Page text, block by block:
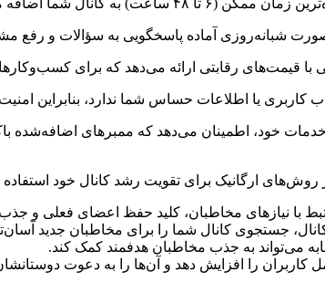
سرعت برای کسب‌وکارهای نوپا بسیار ارزشمند است.
شبانه‌روزی آماده پاسخگویی به سؤالات و
با قیمت‌های رقابتی ارائه می‌دهد که برای
کاربری یا اطلاعات حساس شما ندارد، بنابراین
خدمات خود، اطمینان می‌دهد که ممبرهای اضافه‌شده
روش‌های ارگانیک برای تقویت رشد کانال خود استفاده
با نیازهای مخاطبان، کلید حفظ اعضای فعلی و
جستجوی کانال شما را برای مخاطبان جدید
می‌تواند به جذب مخاطبان هدفمند کمک کند.
را افزایش دهد و آن‌ها را به دعوت